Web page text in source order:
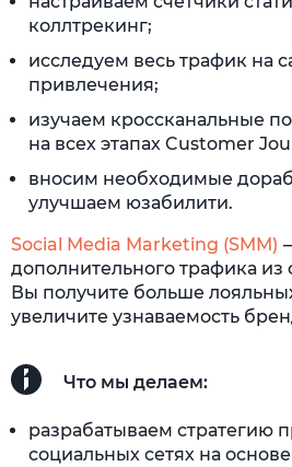
коллтрекинг;
исследуем весь трафик на
привлечения;
изучаем кроссканальные
на всех этапах Customer
вносим необходимые
улучшаем юзабилити.
Social Media Marketing (SMM)
дополнительного трафика из
Вы получите больше
увеличите узнаваемость
Что мы делаем:
разрабатываем стратегию
социальных сетях на